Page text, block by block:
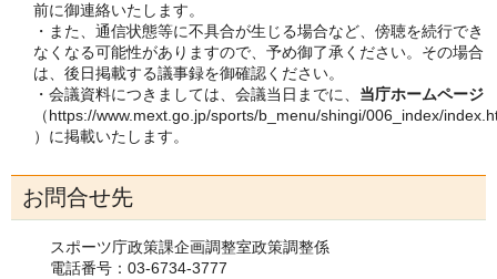
前に御連絡いたします。
・また、通信状態等に不具合が生じる場合など、傍聴を続行でき
なくなる可能性がありますので、予め御了承ください。その場合
は、後日掲載する議事録を御確認ください。
・会議資料につきましては、会議当日までに、 当庁ホームページ
（https://www.mext.go.jp/sports/b_menu/shingi/006_index/
）に掲載いたします。
お問合せ先
スポーツ庁政策課企画調整室政策調整係
電話番号：03-6734-3777